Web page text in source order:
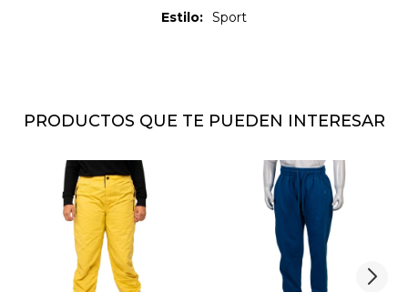
Estilo
Sport
PRODUCTOS QUE TE PUEDEN INTERESAR